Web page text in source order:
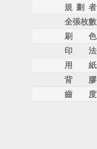
規 劃 者
全張枚數
刷 色
印 法
用 紙
背 膠
齒 度